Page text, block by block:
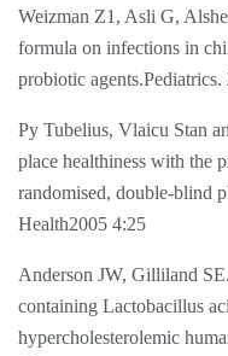
Weizman Z1, Asli G,
formula on infections in
probiotic
Py Tubelius, Vlaicu Stan
place healthiness with the
randomised, double-blind
Health2005 4:25
Anderson JW, Gilliland
containing Lactobacillus
hypercholesterolemic